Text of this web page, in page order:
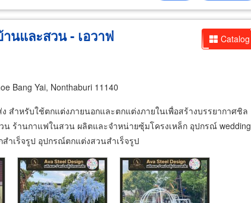
Catalog
นและสวน - เอวาฟ
Bang Yai, Nonthaburi 11140
สำหรับใช้ตกแต่งภายนอกและตกแต่งภายในเพื่อสร้างบรรยากาศชิล
ร้านกาแฟในสวน ผลิตและจำหน่ายซุ้มโครงเหล็ก อุปกรณ์ wedding
ำเร็จรูป อุปกรณ์ตกแต่งสวนสำเร็จรูป